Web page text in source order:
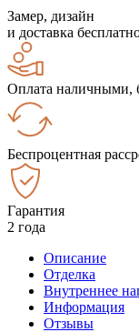
Замер, дизайн
и доставка
Оплата наличными,
Беспроцентная
Гарантия
2 года
Описание
Отделка
Внутреннее
Информация
Отзывы